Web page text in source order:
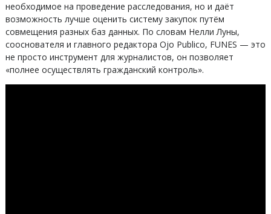
необходимое на проведение расследования, но и даёт
возможность лучше оценить систему закупок путём
совмещения разных баз данных. По словам Нелли Луны,
сооснователя и главного редактора Ojo Publico, FUNES — это
не просто инструмент для журналистов, он позволяет
«полнее осуществлять гражданский контроль».